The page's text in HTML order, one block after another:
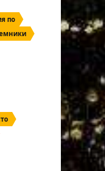
по